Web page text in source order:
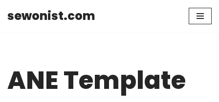
sewonist.com
ANE Template